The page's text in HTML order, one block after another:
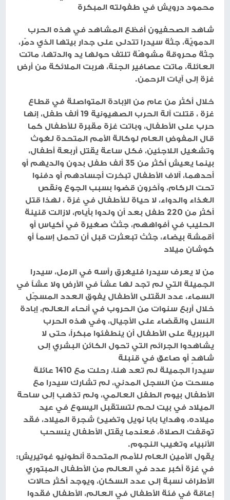
محمود درويش في طفولته المبكرة
شاهد الصحفيون أفظع المشاهد في هذه الحرب
الدمويّة، جثة سيدرا تتدلى على جدار بيتها الذي دمّر،
جثة محروقة مشوهّة تلتف حولها يد والدتها، ماتت
العائلة، ماتت عصافير الجنة، هربت الملائكة من أرض
غزة إلى آيات الرحمن.
خلال أكثر من عام من الإبادة المتواصلة في قطاع
غزة ، قتلت آلة الحرب الصهيونية 19 ألف طفل، إنها
حرب على الأطفال، وباتت غزة مقبرة للأطفال كما
قال المفوض العام لوكالة الأمم المتحدة لغوث
وتشغيل اللاجئين، فكل ساعة يقتل أربعة أطفال،
بينما يعيش أكثر من 35 ألف طفل بدون والديهم أو
أحدهما، آلاف الأطفال تبخرت أجسادهم أو دفنوا
تحت الركام، وآخرون قضوا بسبب الجوع ونقص
الغذاء والدواء، لا حياة للأطفال في غزة ، لهذا قتل
أكثر من 220 طفل بعد أن ولدوا بأيام، لازالت قنينة
الحليب في أفواههم، جثث صغيرة في أكياس أو
أقمشة بيضاء، جثث تبعثرت قبل أن تحمل إسماً أو
كوشان ميلاد
من لا يعرف سيدرا فليغرق رأسه في الرمل، سيدرا
الجميلة التي لم تجد لها عشاً في الأرض ولا عشاً في
السماء، عدد القتلى الأطفال يفوق العدد المسجّل
خلال أربع سنوات من الحروب في أنحاء العالم، إبادة
النسل والقضاء على الأجيال، وفي هذه الحرب
البربرية على الأطفال أن ينطفئوا مبكراً، حتى لا
يشاهدوا الجرائم التي تحول الكائن البشري إلى
شاهدٍ أو صاعق في قنبلة
سيدرا الجميلة لم تعد هنا، رحلت مع 1410 عائلة
مسحت من السجل المدني، لم تشارك سيدرا مع
الأطفال بيوم الطفل العالمي، ولم تذهب إلى ساحة
الميلاد في بيت لحم لتستقبل اليسوع في عيد
ميلاده، وهدايا بابا نويل وتضيئ شجرة الميلاد، فقد
توقفت الصلاة، فعندما يقتل الأطفال ينسحب
الأنبياء وتغيب النجوم.
يقول الأمين العام للأمم المتحدة أنطونيو غوتيريش:
في غزة أكبر عدد في العالم من الأطفال المبتوري
الأطراف نسبة إلى عدد السكان، ويوجد أكثر حالات
إعاقة في فئة الأطفال في العالم، الأطفال فقدوا